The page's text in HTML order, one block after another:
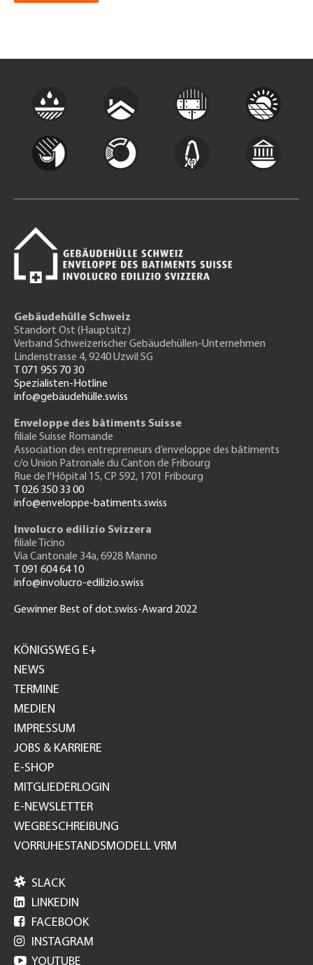
Gebäudehülle Schweiz
Standort Ost (Hauptsitz)
Verband Schweizerischer Gebäudehüllen-Unternehmen
Lindenstrasse 4, 9240 Uzwil SG
T 071 955 70 30
Spezialisten-Hotline
info@gebäudehülle.swiss
Enveloppe des bâtiments Suisse
filiale Suisse Romande
Association des entrepreneurs d’enveloppe des bâtiments
c/o Union Patronale du Canton de Fribourg
Rue de l'Hôpital 15, CP 592, 1701 Fribourg
T 026 350 33 00
info@enveloppe-batiments.swiss
Involucro edilizio Svizzera
filiale Ticino
Via Cantonale 34a, 6928 Manno
T 091 604 64 10
info@involucro-edilizio.swiss
Gewinner Best of dot.swiss-Award 2022
GH
KÖNIGSWEG E+
NEWS
TERMINE
MEDIEN
IMPRESSUM
JOBS & KARRIERE
E-SHOP
MITGLIEDERLOGIN
E-NEWSLETTER
WEGBESCHREIBUNG
VORRUHESTANDSMODELL VRM
 SLACK
 LINKEDIN
 FACEBOOK
 INSTAGRAM
 YOUTUBE